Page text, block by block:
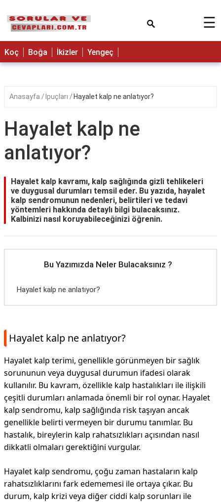
☰
Koç Boğa İkizler Yengeç
Anasayfa İpuçları Hayalet kalp ne anlatıyor?
Hayalet kalp ne
anlatıyor?
Hayalet kalp kavramı, kalp sağlığında gizli tehlikeleri
ve duygusal durumları temsil eder. Bu yazıda, hayalet
kalp sendromunun nedenleri, belirtileri ve tedavi
yöntemleri hakkında detaylı bilgi bulacaksınız.
Kalbinizi nasıl koruyabileceğinizi öğrenin.
Bu Yazımızda Neler Bulacaksınız ?
Hayalet kalp ne anlatıyor?
Hayalet kalp ne anlatıyor?
Hayalet kalp terimi, genellikle görünmeyen bir sağlık
sorununun veya duygusal durumun ifadesi olarak
kullanılır. Bu kavram, özellikle kalp hastalıkları ile ilişkili
çeşitli durumları anlamada önemli bir rol oynar. Hayalet
kalp sendromu, kalp sağlığında risk taşıyan ancak
genellikle belirti vermeyen bir durumu tanımlar. Bu
hastalık, bireylerin kalp rahatsızlıkları açısından nasıl
dikkatli olmaları gerektiğini vurgular.
Hayalet kalp sendromu, çoğu zaman hastaların kalp
rahatsızlıklarını fark edememesi ile ortaya çıkar. Bu
durum, kalp krizi veya diğer ciddi kalp sorunları ile